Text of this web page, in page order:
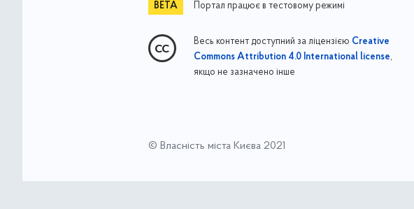
Портал працює в тестовому режимі
Весь контент доступний за ліцензією Creative
Commons Attribution 4.0 International license,
якщо не зазначено інше
© Власність міста Києва 2021